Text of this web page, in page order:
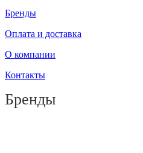
Бренды
Оплата и доставка
О компании
Контакты
Бренды